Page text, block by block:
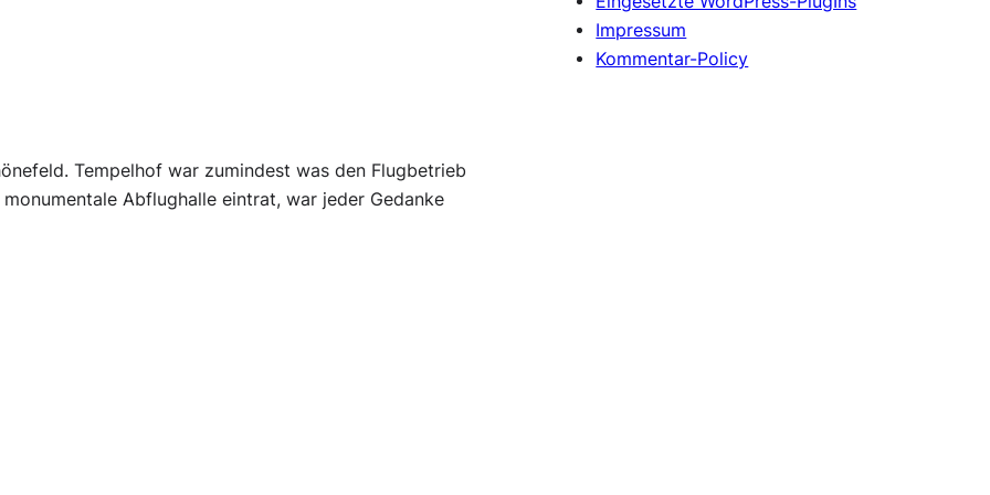
Tempelhof war zumindest was den Flugbetrieb
Abflughalle eintrat, war jeder Gedanke
Impressum
Kommentar-Policy